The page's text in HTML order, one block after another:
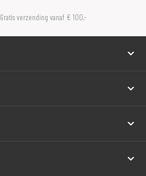
Gratis verzending vanaf € 100,-